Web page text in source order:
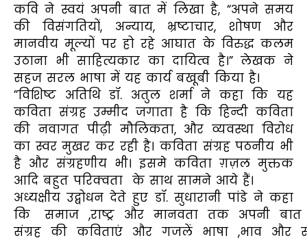
कवि ने स्वयं अपनी बात में लिखा है, “अपने समय
की विसंगतियों, अन्याय, भ्रष्टाचार, शोषण और
मानवीय मूल्यों पर हो रहे आघात के विरुद्ध कलम
उठाना भी साहित्यकार का दायित्व है।” लेखक ने
सहज सरल भाषा में यह कार्य बखूबी किया है।
”विशिष्ट अतिथि डॉ. अतुल शर्मा ने कहा कि यह
कविता संग्रह उम्मीद जगाता है कि हिन्दी कविता
की नवागत पीढ़ी मौलिकता, और व्यवस्था विरोध
का स्वर मुखर कर रही है। कविता संग्रह पठनीय भी
है और संग्रहणीय भी। इसमे कविता ग़ज़ल मुक्तक
आदि बहुत परिक्वता के साथ सामने आये हैं।
अध्यक्षीय उद्बोधन देते हुए डॉ. सुधारानी पांडे ने कहा
कि समाज ,राष्ट्र और मानवता तक अपनी
संग्रह की कविताएं और गजलें भाषा ,भाव और